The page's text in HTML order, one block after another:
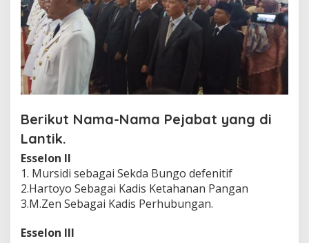
Berikut Nama-Nama Pejabat yang di
Lantik.
Esselon II
1. Mursidi sebagai Sekda Bungo defenitif
2.Hartoyo Sebagai Kadis Ketahanan Pangan
3.M.Zen Sebagai Kadis Perhubungan.
Esselon III